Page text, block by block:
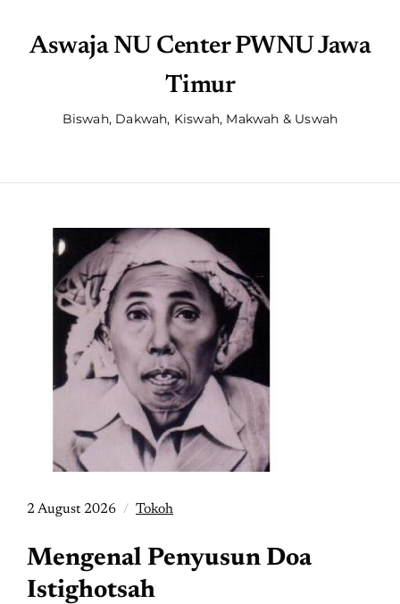
Aswaja NU Center PWNU Jawa
Timur
Biswah, Dakwah, Kiswah, Makwah & Uswah
2 August 2026 Tokoh
Mengenal Penyusun Doa
Istighotsah